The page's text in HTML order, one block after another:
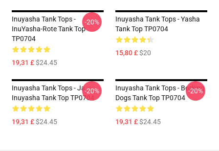
Inuyasha Tank Tops -
InuYasha-Rote Tank Top
TP0704
19,31 £$24.45
-20%
Inuyasha Tank Tops - Yasha
Tank Top TP0704
15,80 £$20
Inuyasha Tank Tops - Ja.
Inuyasha Tank Top TP0704
19,31 £$24.45
-20%
Inuyasha Tank Tops - Borking
Dogs Tank Top TP0704
19,31 £$24.45
-20%